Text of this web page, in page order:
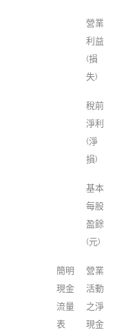
營業
利益
(損
失)
稅前
淨利
(淨
損)
基本
每股
盈餘
(元)
簡明
現金
流量
表
營業
活動
之淨
現金